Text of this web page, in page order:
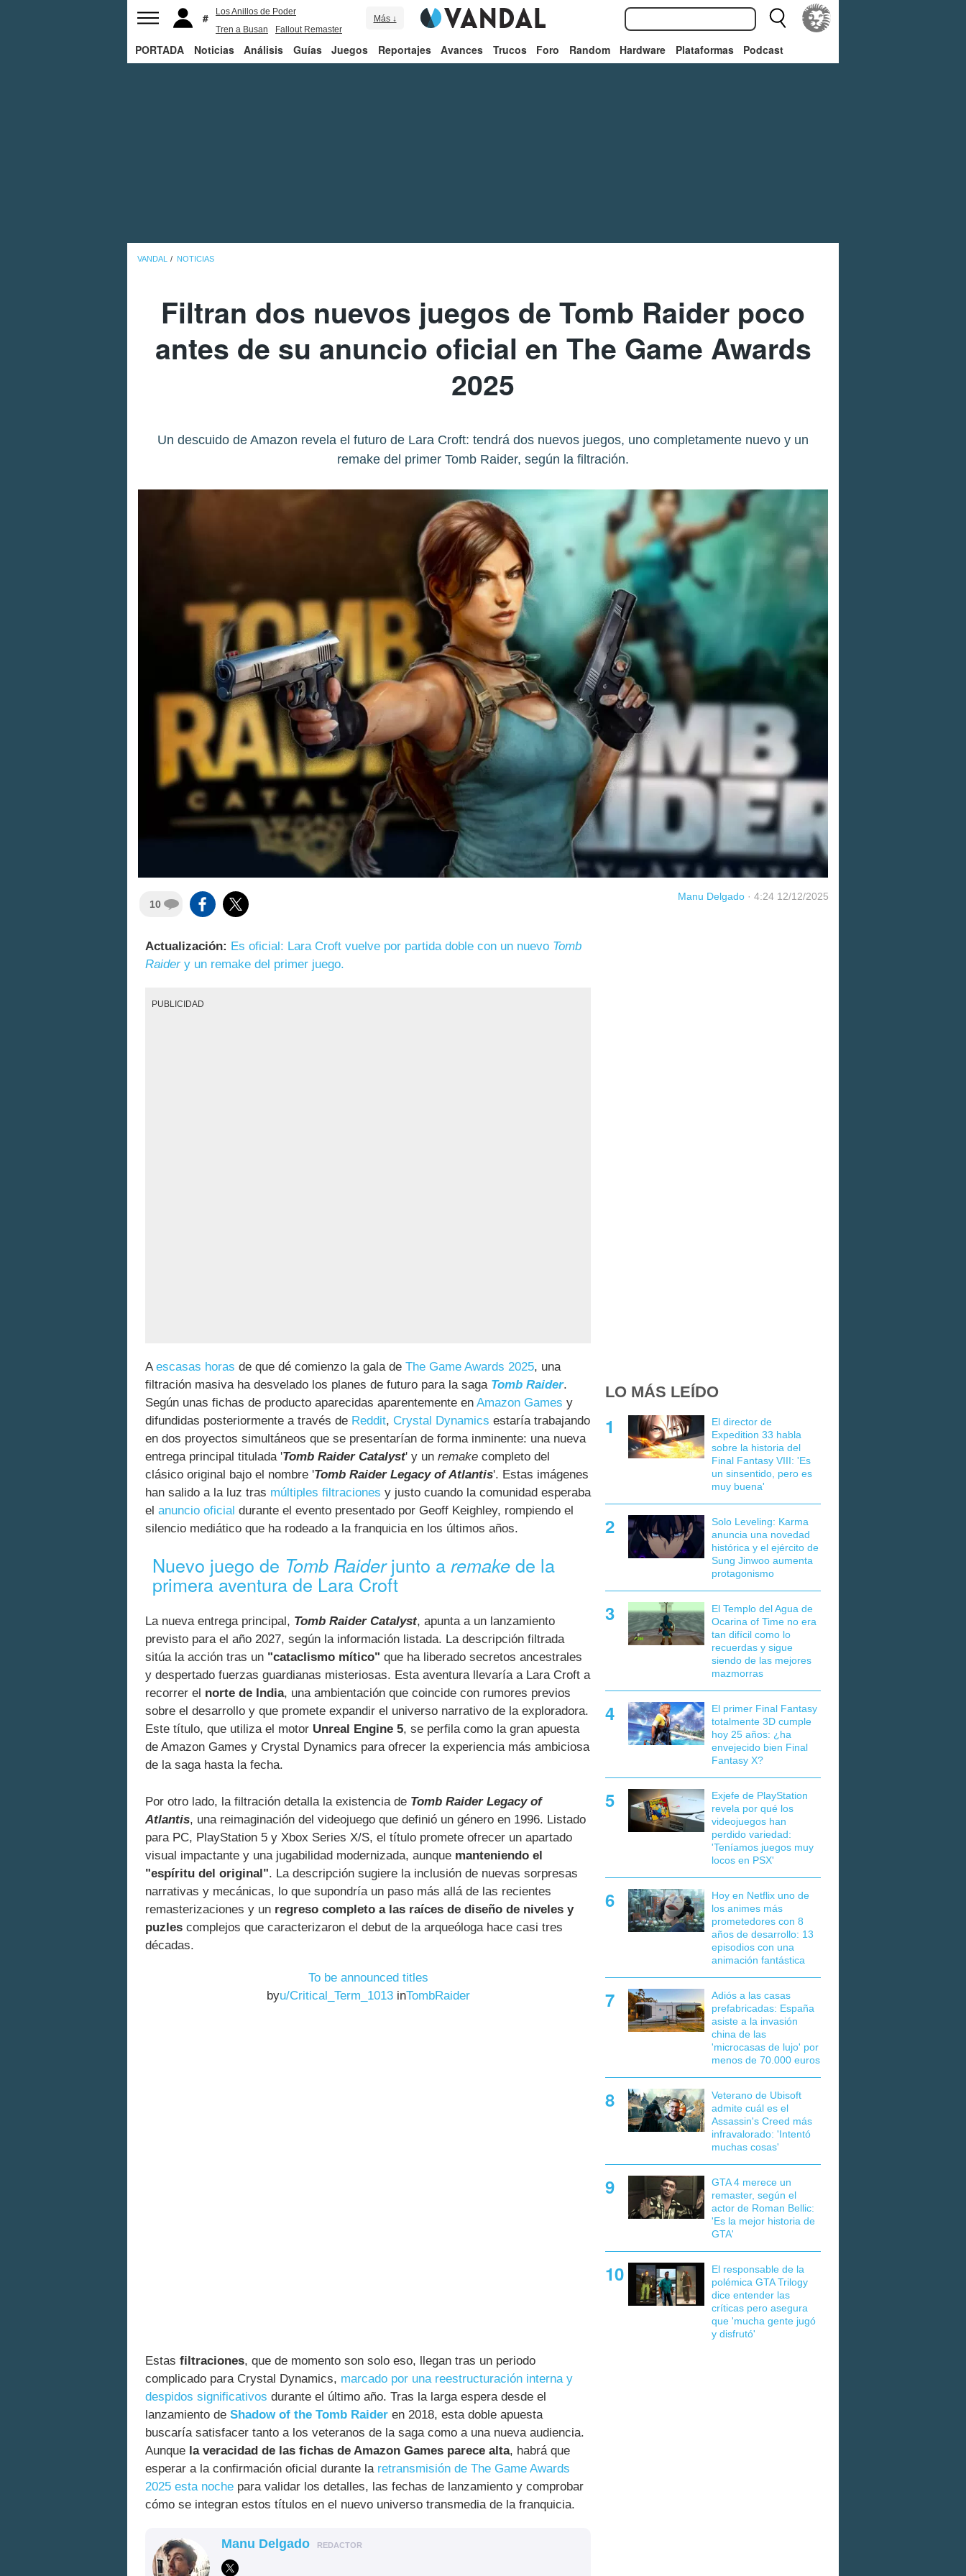
Los Anillos de Poder
Tren a Busan
Fallout Remaster
Juego de Tronos
Más ↓
PORTADA Noticias Análisis Guías Juegos Reportajes Avances Trucos Foro Random Hardware Plataformas Podcast
VANDAL NOTICIAS
Filtran dos nuevos juegos de Tomb Raider poco
antes de su anuncio oficial en The Game Awards
2025
Un descuido de Amazon revela el futuro de Lara Croft: tendrá dos nuevos juegos, uno completamente nuevo y un
remake del primer Tomb Raider, según la filtración.
10
Manu Delgado · 4:24 12/12/2025
Actualización: Es oficial: Lara Croft vuelve por partida doble con un nuevo Tomb
Raidery un remake del primer juego.
PUBLICIDAD
Aescasas horas de que dé comienzo la gala de The Game Awards 2025, una
filtración masiva ha desvelado los planes de futuro para la saga Tomb Raider.
Según unas fichas de producto aparecidas aparentemente en Amazon Games y
difundidas posteriormente a través de Reddit, Crystal Dynamics estaría trabajando
en dos proyectos simultáneos que se presentarían de forma inminente: una nueva
entrega principal titulada 'Tomb Raider Catalyst' y un remake completo del
clásico original bajo el nombre 'Tomb Raider Legacy of Atlantis'. Estas imágenes
han salido a la luz tras múltiples filtraciones y justo cuando la comunidad esperaba
el anuncio oficial durante el evento presentado por Geoff Keighley, rompiendo el
silencio mediático que ha rodeado a la franquicia en los últimos años.
Nuevo juego de Tomb Raiderjunto aremake de la
primera aventura de Lara Croft
La nueva entrega principal, Tomb Raider Catalyst, apunta a un lanzamiento
previsto para el año 2027, según la información listada. La descripción filtrada
sitúa la acción tras un "cataclismo mítico" que ha liberado secretos ancestrales
y despertado fuerzas guardianas misteriosas. Esta aventura llevaría a Lara Croft a
recorrer el norte de India, una ambientación que coincide con rumores previos
sobre el desarrollo y que promete expandir el universo narrativo de la exploradora.
Este título, que utiliza el motor Unreal Engine 5, se perfila como la gran apuesta
de Amazon Games y Crystal Dynamics para ofrecer la experiencia más ambiciosa
de la saga hasta la fecha.
Por otro lado, la filtración detalla la existencia de Tomb Raider Legacy of
Atlantis, una reimaginación del videojuego que definió un género en 1996. Listado
para PC, PlayStation 5 y Xbox Series X/S, el título promete ofrecer un apartado
visual impactante y una jugabilidad modernizada, aunque manteniendo el
"espíritu del original". La descripción sugiere la inclusión de nuevas sorpresas
narrativas y mecánicas, lo que supondría un paso más allá de las recientes
remasterizaciones y un regreso completo a las raíces de diseño de niveles y
puzles complejos que caracterizaron el debut de la arqueóloga hace casi tres
décadas.
To be announced titles
byu/Critical_Term_1013inTombRaider
Estas filtraciones, que de momento son solo eso, llegan tras un periodo
complicado para Crystal Dynamics, marcado por una reestructuración interna y
despidos significativos durante el último año. Tras la larga espera desde el
lanzamiento de Shadow of the Tomb Raider en 2018, esta doble apuesta
buscaría satisfacer tanto a los veteranos de la saga como a una nueva audiencia.
Aunque la veracidad de las fichas de Amazon Games parece alta, habrá que
esperar a la confirmación oficial durante la retransmisión de The Game Awards
2025 esta noche para validar los detalles, las fechas de lanzamiento y comprobar
cómo se integran estos títulos en el nuevo universo transmedia de la franquicia.
Manu Delgado REDACTOR
LO MÁS LEÍDO
El director de
Expedition 33 habla
sobre la historia del
Final Fantasy VIII: 'Es
un sinsentido, pero es
muy buena'
Solo Leveling: Karma
anuncia una novedad
histórica y el ejército de
Sung Jinwoo aumenta
protagonismo
El Templo del Agua de
Ocarina of Time no era
tan difícil como lo
recuerdas y sigue
siendo de las mejores
mazmorras
El primer Final Fantasy
totalmente 3D cumple
hoy 25 años: ¿ha
envejecido bien Final
Fantasy X?
Exjefe de PlayStation
revela por qué los
videojuegos han
perdido variedad:
'Teníamos juegos muy
locos en PSX'
Hoy en Netflix uno de
los animes más
prometedores con 8
años de desarrollo: 13
episodios con una
animación fantástica
Adiós a las casas
prefabricadas: España
asiste a la invasión
china de las
'microcasas de lujo' por
menos de 70.000 euros
Veterano de Ubisoft
admite cuál es el
Assassin's Creed más
infravalorado: 'Intentó
muchas cosas'
GTA 4 merece un
remaster, según el
actor de Roman Bellic:
'Es la mejor historia de
GTA'
El responsable de la
polémica GTA Trilogy
dice entender las
críticas pero asegura
que 'mucha gente jugó
y disfrutó'